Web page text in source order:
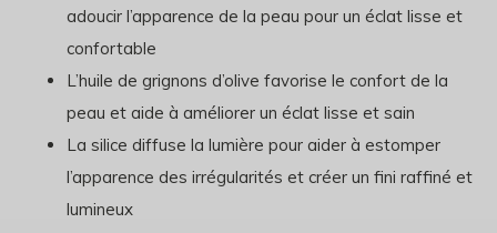
adoucir l’apparence de la peau pour un éclat lisse et
confortable
L’huile de grignons d’olive favorise le confort de la
peau et aide à améliorer un éclat lisse et sain
La silice diffuse la lumière pour aider à estomper
l’apparence des irrégularités et créer un fini raffiné et
lumineux